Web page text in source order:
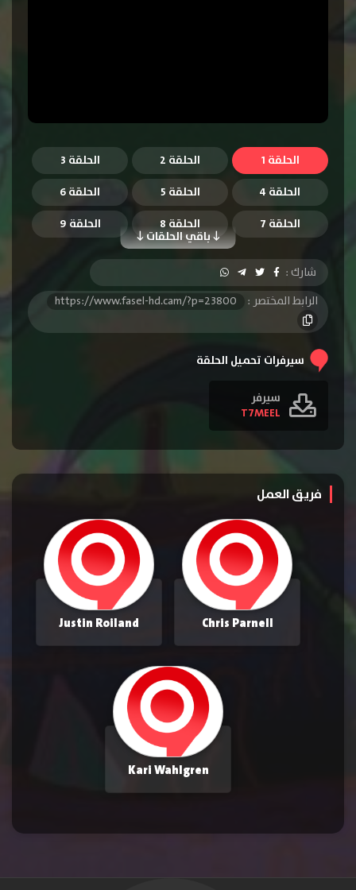
الحلقة 1 الحلقة 2
الحلقة 3
الحلقة 4
الحلقة 5 الحلقة 6
باقي الحلقات
الحلقة 7 الحلقة 8
الحلقة 9
الحلقة 10
الحلقة 11
شارك :
الرابط المختصر :
https://www.fasel-hd.cam/?p=23800
سيرفرات تحميل الحلقة
سيرفر
T7MEEL
فريق العمل
Chris Parnell
Justin Roiland
Kari Wahlgren